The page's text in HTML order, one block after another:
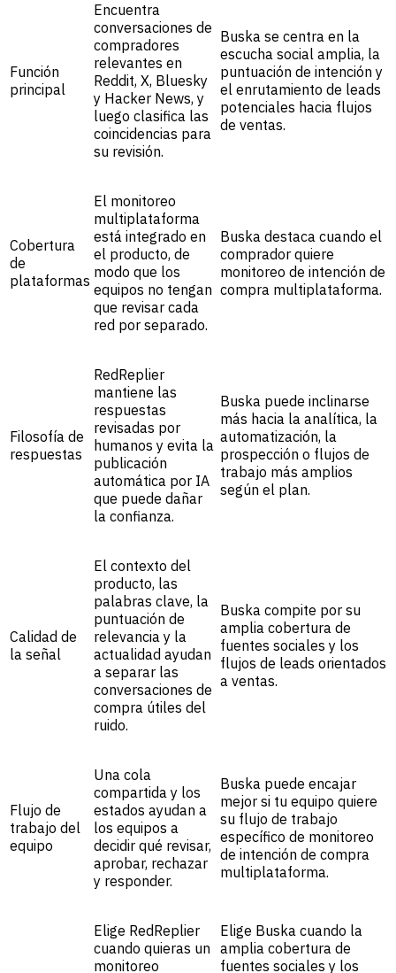
Función
principal
Encuentra
conversaciones de
compradores
relevantes en
Reddit, X, Bluesky
y Hacker News, y
luego clasifica las
coincidencias para
su revisión.
Buska se centra en la
escucha social amplia, la
puntuación de intención y
el enrutamiento de leads
potenciales hacia flujos
de ventas.
Cobertura
de
plataformas
El monitoreo
multiplataforma
está integrado en
el producto, de
modo que los
equipos no tengan
que revisar cada
red por separado.
Buska destaca cuando el
comprador quiere
monitoreo de intención de
compra multiplataforma.
Filosofía de
respuestas
RedReplier
mantiene las
respuestas
revisadas por
humanos y evita la
publicación
automática por IA
que puede dañar
la confianza.
Buska puede inclinarse
más hacia la analítica, la
automatización, la
prospección o flujos de
trabajo más amplios
según el plan.
Calidad de
la señal
El contexto del
producto, las
palabras clave, la
puntuación de
relevancia y la
actualidad ayudan
a separar las
conversaciones de
compra útiles del
ruido.
Buska compite por su
amplia cobertura de
fuentes sociales y los
flujos de leads orientados
a ventas.
Flujo de
trabajo del
equipo
Una cola
compartida y los
estados ayudan a
los equipos a
decidir qué revisar,
aprobar, rechazar
y responder.
Buska puede encajar
mejor si tu equipo quiere
su flujo de trabajo
específico de monitoreo
de intención de compra
multiplataforma.
Elige RedReplier
cuando quieras un
monitoreo
Elige Buska cuando la
amplia cobertura de
fuentes sociales y los